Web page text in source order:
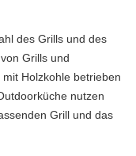
des Grills und des
Grills und
Holzkohle betrieben
nutzen
Grill und das